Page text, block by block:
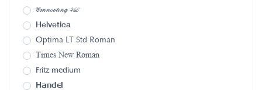
Connecting 4L
Helvetica
Optima LT Std Roman
Times New Roman
Fritz medium
Handel